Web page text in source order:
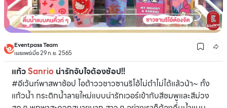
Eventpass Team
เผยแพร่เมื่อ 29 ก.ย. 2565
แก้วSanrio น่ารักจับใจต้องช้อป!!
#อีเว้นท์พาสพาช้อป ไอต้าววชาวซานริโอ้ไม่ตำไม่ได้แล้วน้า~ ทั้ง
แก้วน้ำ กระติกน้ำลายใหม่แบบน่ารักเวอร์เข้ากับสีชมพูและสีม่วง